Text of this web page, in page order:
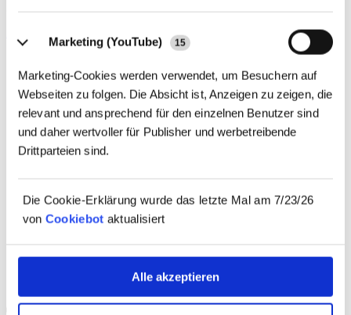
Marketing (YouTube) 15
Marketing-Cookies werden verwendet, um Besuchern auf
Webseiten zu folgen. Die Absicht ist, Anzeigen zu zeigen, die
relevant und ansprechend für den einzelnen Benutzer sind
und daher wertvoller für Publisher und werbetreibende
Drittparteien sind.
Die Cookie-Erklärung wurde das letzte Mal am 7/23/26
von Cookiebot aktualisiert
Alle akzeptieren